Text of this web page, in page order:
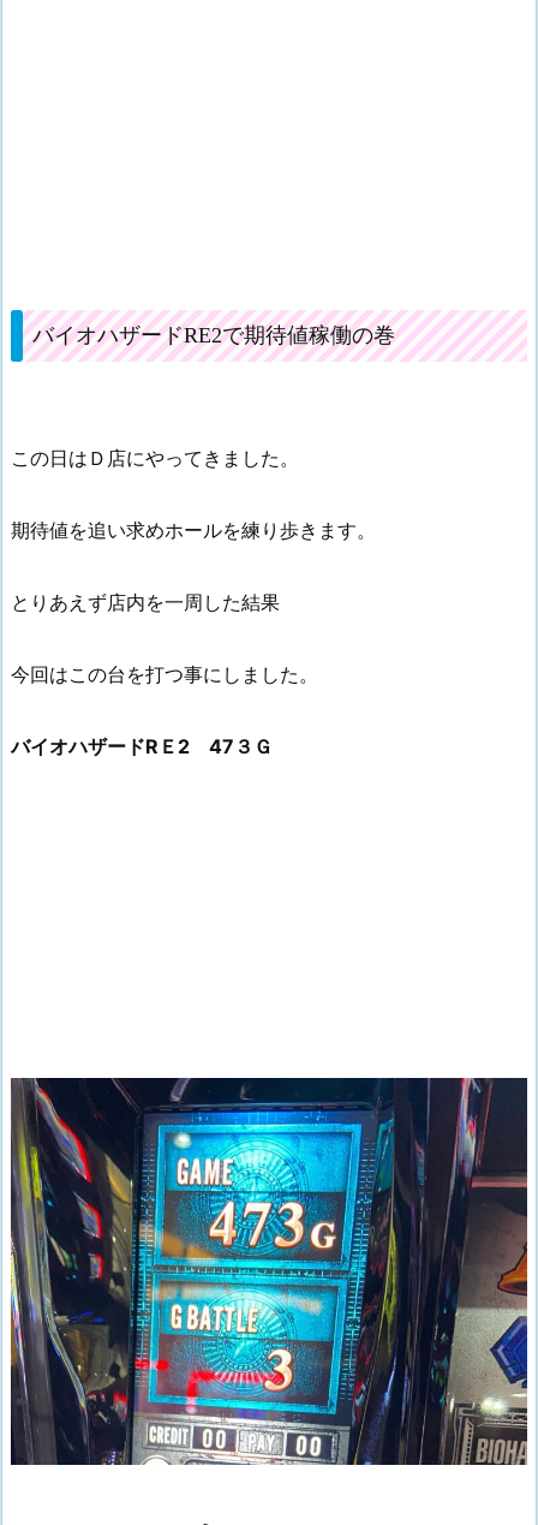
バイオハザードRE2で期待値稼働の巻
この日はＤ店にやってきました。
期待値を追い求めホールを練り歩きます。
とりあえず店内を一周した結果
今回はこの台を打つ事にしました。
バイオハザードRＥ2 47３Ｇ